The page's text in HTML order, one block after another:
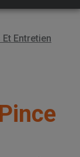
Entretien